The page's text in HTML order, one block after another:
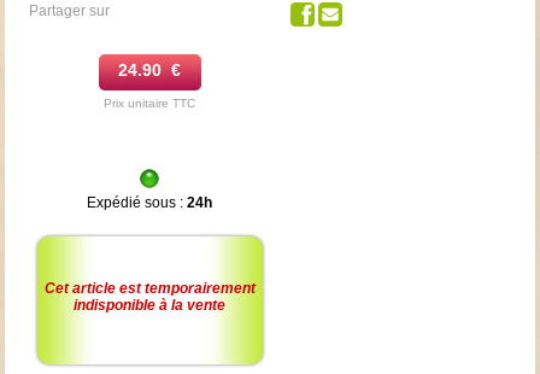
Partager sur
24.90 €
Prix unitaire TTC
Expédié sous :24h
Cet article est temporairement
indisponible à la vente